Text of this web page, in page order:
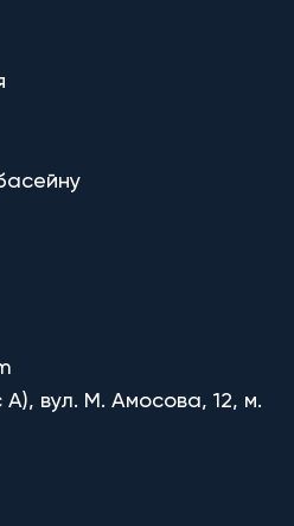
вул. М. Амосова, 12, м.